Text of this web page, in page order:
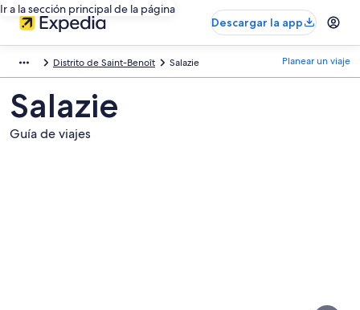
Ir a la sección principal de la página
Descargar la app
Distrito de Saint-Benoît Salazie Planear un viaje
Salazie
Guía de viajes